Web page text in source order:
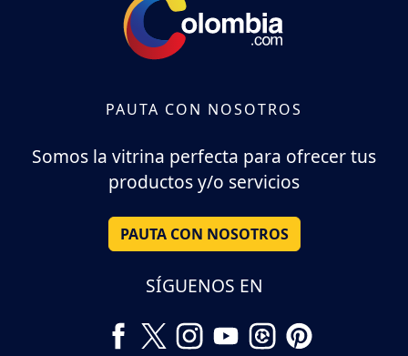
PAUTA CON NOSOTROS
Somos la vitrina perfecta para ofrecer tus
productos y/o servicios
PAUTA CON NOSOTROS
SÍGUENOS EN